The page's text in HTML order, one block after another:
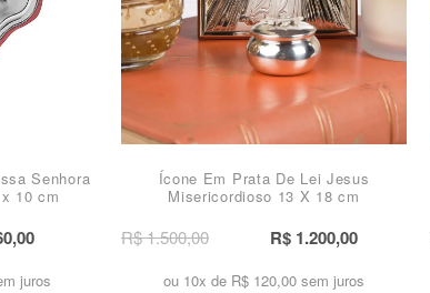
Senhora
10 cm
juros
Ícone Em Prata De Lei Jesus
Misericordioso 13 X 18 cm
R$ 1.500,00 R$ 1.200,00
ou 10x de R$ 120,00 sem juros